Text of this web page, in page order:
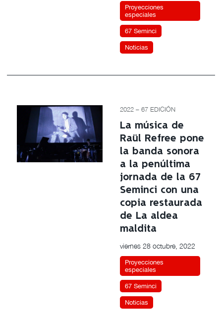
Proyecciones
especiales
67 Seminci
Noticias
2022 – 67 EDICIÓN
La música de
Raül Refree pone
la banda sonora
a la penúltima
jornada de la 67
Seminci con una
copia restaurada
de La aldea
maldita
viernes 28 octubre, 2022
Proyecciones
especiales
67 Seminci
Noticias